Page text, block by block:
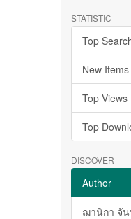
STATISTIC
Top
New Items
Top Views
Top
DISCOVER
Author
ฌานิกา จัน